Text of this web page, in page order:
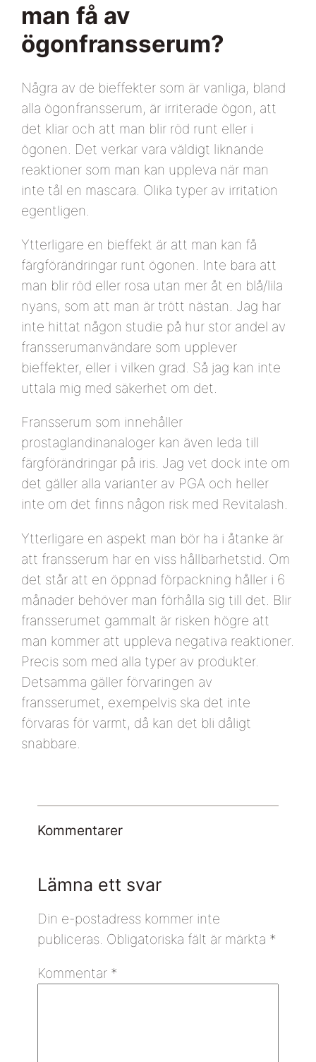
man få av
ögonfransserum?
Några av de bieffekter som är vanliga, bland
alla ögonfransserum, är irriterade ögon, att
det kliar och att man blir röd runt eller i
ögonen. Det verkar vara väldigt liknande
reaktioner som man kan uppleva när man
inte tål en mascara. Olika typer av irritation
egentligen.
Ytterligare en bieffekt är att man kan få
färgförändringar runt ögonen. Inte bara att
man blir röd eller rosa utan mer åt en blå/lila
nyans, som att man är trött nästan. Jag har
inte hittat någon studie på hur stor andel av
fransserumanvändare som upplever
bieffekter, eller i vilken grad. Så jag kan inte
uttala mig med säkerhet om det.
Fransserum som innehåller
prostaglandinanaloger kan även leda till
färgförändringar på iris. Jag vet dock inte om
det gäller alla varianter av PGA och heller
inte om det finns någon risk med Revitalash.
Ytterligare en aspekt man bör ha i åtanke är
att fransserum har en viss hållbarhetstid. Om
det står att en öppnad förpackning håller i 6
månader behöver man förhålla sig till det. Blir
fransserumet gammalt är risken högre att
man kommer att uppleva negativa reaktioner.
Precis som med alla typer av produkter.
Detsamma gäller förvaringen av
fransserumet, exempelvis ska det inte
förvaras för varmt, då kan det bli dåligt
snabbare.
Kommentarer
Lämna ett svar
Din e-postadress kommer inte
publiceras. Obligatoriska fält är märkta *
Kommentar *